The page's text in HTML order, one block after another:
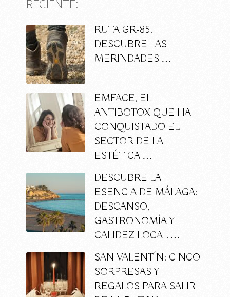
RECIENTE:
RUTA GR-85.
DESCUBRE LAS
MERINDADES …
EMFACE, EL
ANTIBOTOX QUE HA
CONQUISTADO EL
SECTOR DE LA
ESTÉTICA …
DESCUBRE LA
ESENCIA DE MÁLAGA:
DESCANSO,
GASTRONOMÍA Y
CALIDEZ LOCAL …
SAN VALENTÍN: CINCO
SORPRESAS Y
REGALOS PARA SALIR